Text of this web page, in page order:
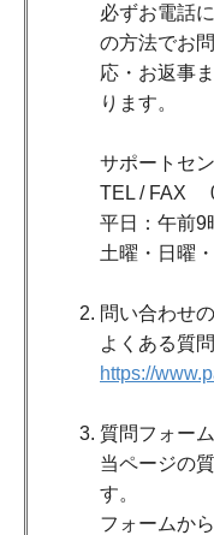
必ずお電話
の方法でお
応・お返事
ります。
サポートセ
TEL / FAX
平日：午前9
土曜・日曜
問い合わせ
よくある質
https://
質問フォー
当ページの
す。
フォームか